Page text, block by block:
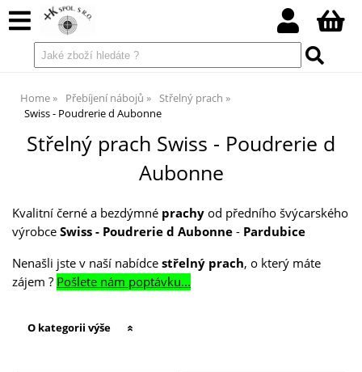
Home Přebíjení nábojů
Střelný prach
Swiss - Poudrerie d Aubonne
Střelný prach Swiss - Poudrerie d
Aubonne
Kvalitní černé a bezdýmné prachyod předního švýcarského
výrobceSwiss - Poudrerie d Aubonne- Pardubice
Nenašli jste v naší nabídcestřelný prach, o který máte
zájem ? Pošlete nám poptávku...
O kategorii výše